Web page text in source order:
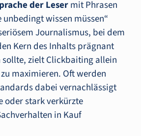
der Lesermit Phrasen
unbedingt wissen müssen“
Journalismus, bei dem
Kern des Inhalts prägnant
sollte, zielt Clickbaiting allein
maximieren. Oft werden
dabei vernachlässigt
oder stark verkürzte
in Kauf